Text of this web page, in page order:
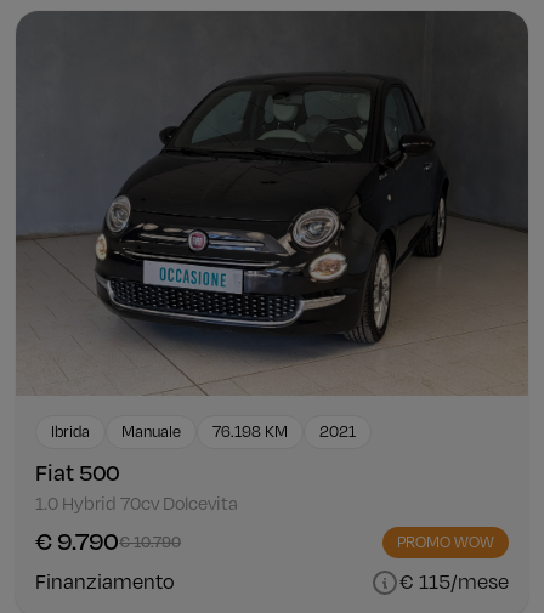
Ibrida Manuale 76.198 KM 2021
Fiat 500
1.0 Hybrid 70cv Dolcevita
€ 9.790€ 10.790 PROMO WOW
Finanziamento € 115/mese